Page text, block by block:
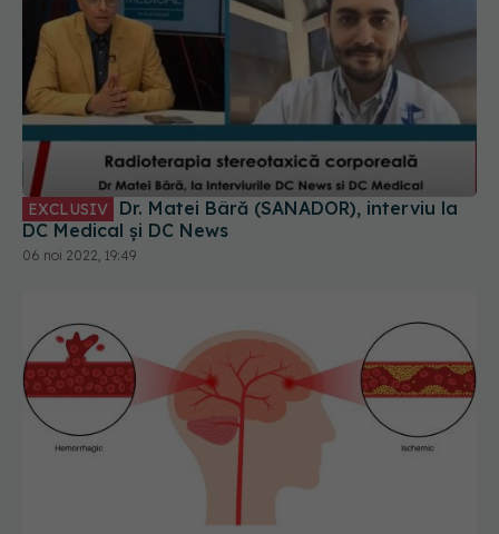
EXCLUSIV
DC Medical și DC News
06 noi 2022, 19:49